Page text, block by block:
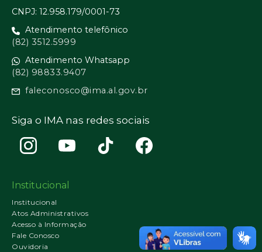
CNPJ: 12.958.179/0001-73
Atendimento telefônico
(82) 3512.5999
Atendimento Whatsapp
(82) 98833.9407
faleconosco@ima.al.gov.br
Siga o IMA nas redes sociais
Institucional
Institucional
Atos Administrativos
Acesso à Informação
Fale Conosco
Ouvidoria